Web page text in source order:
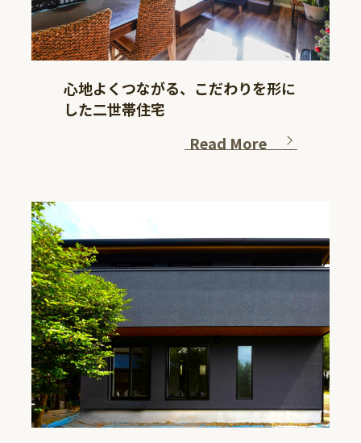
心地よくつながる、こだわりを形に
した二世帯住宅
Read More